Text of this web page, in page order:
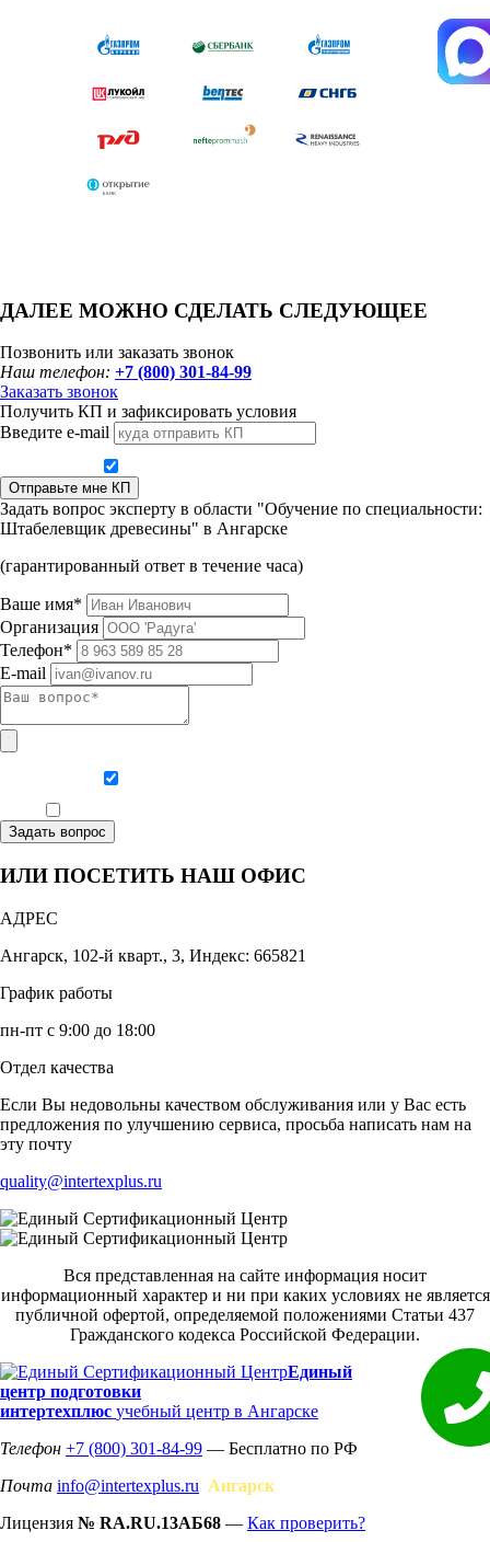
ДАЛЕЕ МОЖНО СДЕЛАТЬ СЛЕДУЮЩЕЕ
Позвонить или заказать звонок
Наш телефон: +7 (800) 301-84-99
Заказать звонок
Получить КП и зафиксировать условия
Введите e-mail
Отправьте мне КП
Задать вопрос эксперту в области "Обучение по специальности:
Штабелевщик древесины" в Ангарске
(гарантированный ответ в течение часа)
Ваше имя*
Организация
Телефон*
E-mail
Задать вопрос
ИЛИ ПОСЕТИТЬ НАШ ОФИС
АДРЕС
Ангарск, 102-й кварт., 3, Индекс: 665821
График работы
пн-пт с 9:00 до 18:00
Отдел качества
Если Вы недовольны качеством обслуживания или у Вас есть
предложения по улучшению сервиса, просьба написать нам на
эту почту
quality@intertexplus.ru
Вся представленная на сайте информация носит
информационный характер и ни при каких условиях не является
публичной офертой, определяемой положениями Статьи 437
Гражданского кодекса Российской Федерации.
Единый
центр подготовки
интертехплюс учебный центр в Ангарске
Телефон +7 (800) 301-84-99 — Бесплатно по РФ
Почта info@intertexplus.ru Ангарск
Лицензия № RA.RU.13АБ68 — Как проверить?